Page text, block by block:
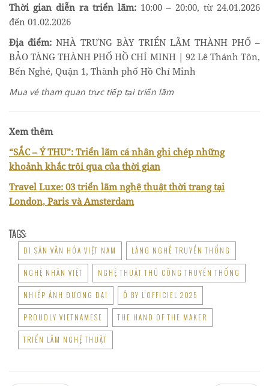
Thời gian diễn ra triển lãm: 10:00 – 20:00, từ 24.01.2026
đến 01.02.2026
Địa điểm:NHÀ TRƯNG BÀY TRIỂN LÃM THÀNH PHỐ –
BẢO TÀNG THÀNH PHỐ HỒ CHÍ MINH | 92 Lê Thánh Tôn,
Bến Nghé, Quận 1, Thành phố Hồ Chí Minh
Mua vé tham quan trực tiếp tại triển lãm
Xem thêm
“SẮC – Ý THU”: Triển lãm cá nhân ghi chép những
khoảnh khắc trôi qua của thời gian
Travel Luxe: 03 triển lãm nghệ thuật thời trang tại
London, Paris và Amsterdam
TAGS:
DI SẢN VĂN HÓA VIỆT NAM LÀNG NGHỀ TRUYỀN THỐNG
NGHỆ NHÂN VIỆT NGHỆ THUẬT THỦ CÔNG TRUYỀN THỐNG
NHIẾP ẢNH ĐƯƠNG ĐẠI Ô BY L’OFFICIEL 2025
PROUDLY VIETNAMESE THE HAND OF THE MAKER
TRIỂN LÃM NGHỆ THUẬT